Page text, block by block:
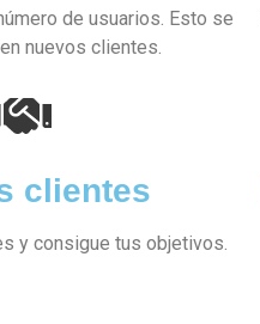
de usuarios. Esto se
nuevos clientes.
clientes
y consigue tus objetivos.